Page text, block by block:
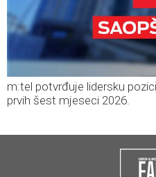
m:tel potvrđuje lidersku
prvih šest mjeseci 2026.